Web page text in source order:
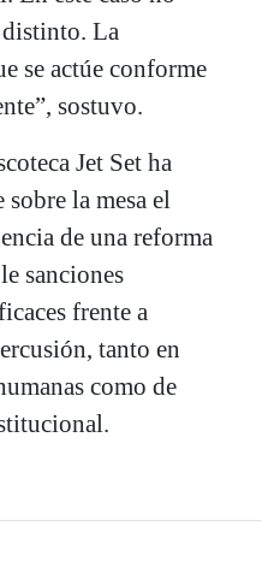
distinto. La
se actúe conforme
sostuvo.
Jet Set ha
sobre la mesa el
de una reforma
sanciones
frente a
tanto en
como de